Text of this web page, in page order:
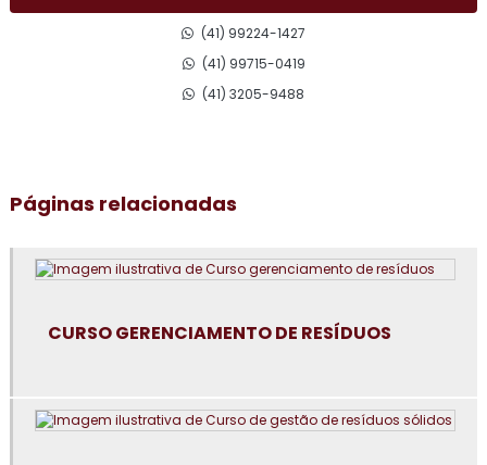
Consultoria em acompanhamento de auditoria externa
Consultoria em adequação para acreditação na iso 17025
organizacional
(41) 99224-1427
(41) 99715-0419
(41) 3205-9488
Páginas relacionadas
CURSO GERENCIAMENTO DE RESÍDUOS